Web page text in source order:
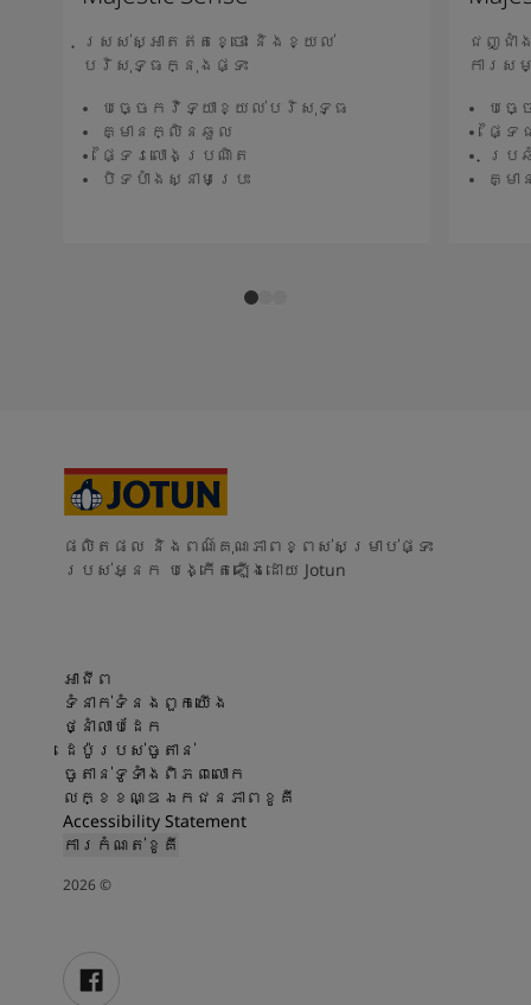
ស្រស់ស្អាតឥតខ្ចោះ និងខ្យល់
បរិសុទ្ធក្នុងផ្ទះ
បច្ចេកវិទ្យាខ្យល់បរិសុទ្ធ
គ្មានក្លិនឆួល
ផ្ទៃរលោងប្រណិត
បិទបាំងស្នាមប្រេះ
ជញ្ជាំ
ការស
បច្
ផ្ទ
ប្រ
គ្ម
ផលិតផល និងពណ៌គុណភាពខ្ពស់សម្រាប់ផ្ទះ
របស់អ្នក បង្កើតឡើងដោយ Jotun
អាជីព
ទំនាក់ទំនងពួកយើង
ថ្នាំលាបដែក
ដេប៉ូរបស់ចូតាន់
ចូតាន់ទូទាំងពិភពលោក
លក្ខខណ្ឌឯកជនភាពខូគី
Accessibility Statement
ការកំណត់ខូគី
2026©